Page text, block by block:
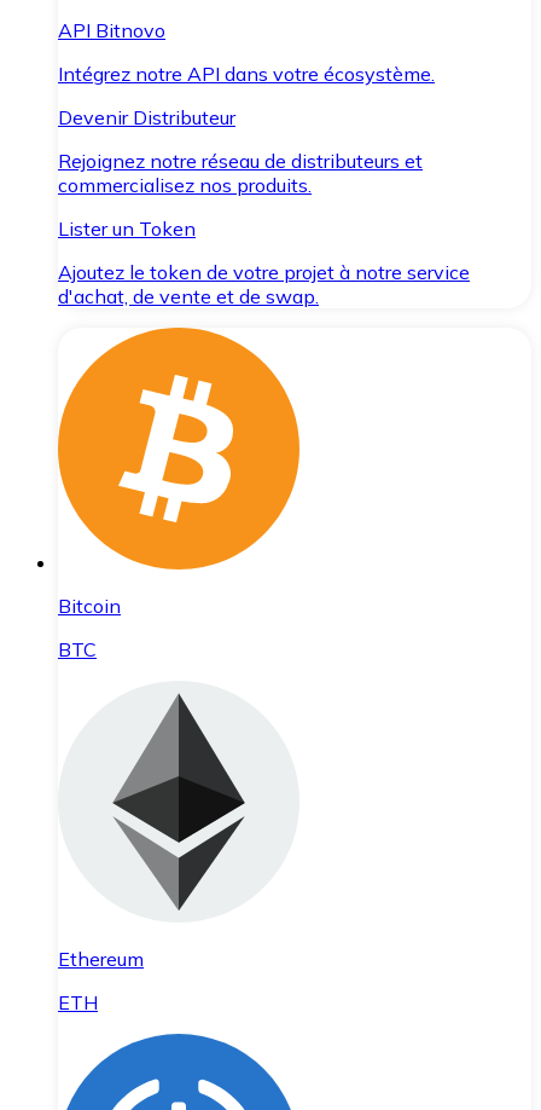
API Bitnovo
Intégrez notre API dans votre écosystème.
Devenir Distributeur
Rejoignez notre réseau de distributeurs et
commercialisez nos produits.
Lister un Token
Ajoutez le token de votre projet à notre service
d'achat, de vente et de swap.
Bitcoin
BTC
Ethereum
ETH